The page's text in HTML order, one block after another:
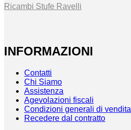
Ricambi Stufe Ravelli
INFORMAZIONI
Contatti
Chi Siamo
Assistenza
Agevolazioni fiscali
Condizioni generali di vendita
Recedere dal contratto